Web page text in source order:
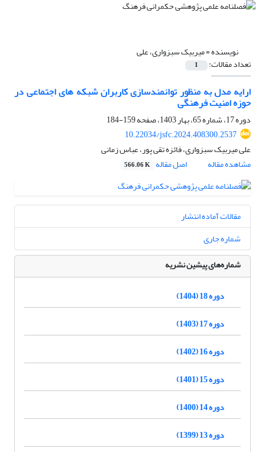
نویسنده =میربیک سبزواری، علی
تعداد مقالات: 1
ارایه مدل به منظور توانمندسازی کاربران شبکه های اجتماعی در
حوزه امنیت فرهنگی
دوره 17، شماره 65، بهار 1403، صفحه
159-184
10.22034/jsfc.2024.408300.2537
علی میربیک سبزواری، فائزه تقی پور، عباس زمانی
مشاهده مقاله
اصل مقاله 566.06 K
مقالات آماده انتشار
شماره جاری
شماره‌های پیشین نشریه
دوره 18 (1404)
دوره 17 (1403)
دوره 16 (1402)
دوره 15 (1401)
دوره 14 (1400)
دوره 13 (1399)